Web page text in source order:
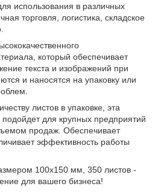
использования в различных
торговля, логистика, складское
который обеспечивает
текста и изображений при
и наносятся на упаковку или
листов в упаковке, эта
подойдет для крупных предприятий
продаж. Обеспечивает
эффективность работы
100x150 мм, 350 листов -
для вашего бизнеса!